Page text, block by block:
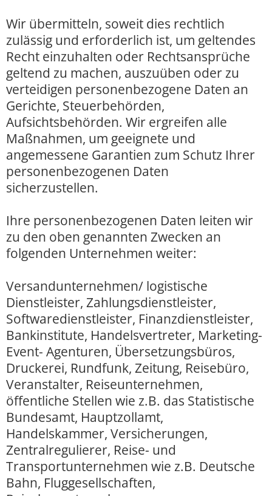
Wir übermitteln, soweit dies rechtlich
zulässig und erforderlich ist, um geltendes
Recht einzuhalten oder Rechtsansprüche
geltend zu machen, auszuüben oder zu
verteidigen personenbezogene Daten an
Gerichte, Steuerbehörden,
Aufsichtsbehörden. Wir ergreifen alle
Maßnahmen, um geeignete und
angemessene Garantien zum Schutz Ihrer
personenbezogenen Daten
sicherzustellen.
Ihre personenbezogenen Daten leiten wir
zu den oben genannten Zwecken an
folgenden Unternehmen weiter:
Versandunternehmen/ logistische
Dienstleister, Zahlungsdienstleister,
Softwaredienstleister, Finanzdienstleister,
Bankinstitute, Handelsvertreter, Marketing-
Event- Agenturen, Übersetzungsbüros,
Druckerei, Rundfunk, Zeitung, Reisebüro,
Veranstalter, Reiseunternehmen,
öffentliche Stellen wie z.B. das Statistische
Bundesamt, Hauptzollamt,
Handelskammer, Versicherungen,
Zentralregulierer, Reise- und
Transportunternehmen wie z.B. Deutsche
Bahn, Fluggesellschaften,